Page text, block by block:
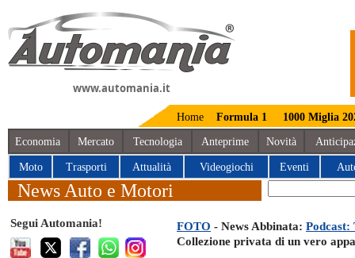
www.automania.it
Home Formula 1 1000 Miglia
Economia Mercato Tecnologia Anteprime Novità
Moto Trasporti Attualità Videogiochi Eventi
News Auto e Motori
Segui Automania! FOTO - News Abbinata: Podcast:
Collezione privata di un vero